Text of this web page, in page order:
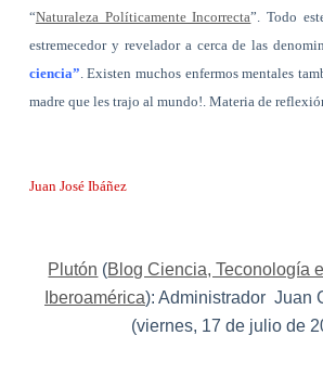
“Naturaleza Políticamente Incorrecta”. Todo
estremecedor y revelador a cerca de las
ciencia”. Existen muchos enfermos mentales
madre que les trajo al mundo!. Materia de
Juan José Ibáñez
Plutón (Blog Ciencia, Teconología
Iberoamérica): Administrador Juan
(viernes, 17 de julio de